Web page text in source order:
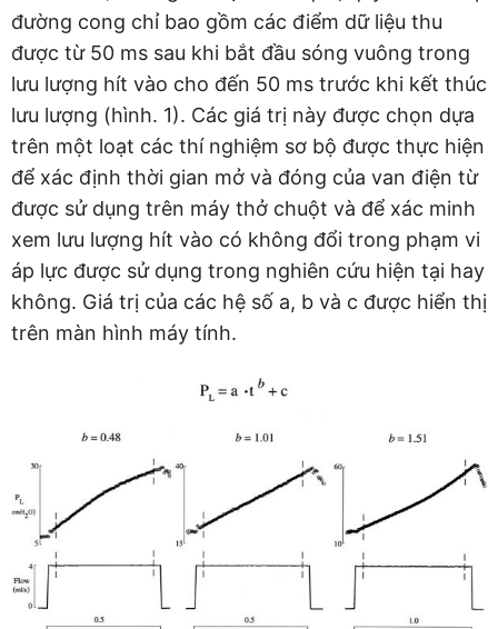
đường cong chỉ bao gồm các điểm dữ liệu thu
được từ 50 ms sau khi bắt đầu sóng vuông trong
lưu lượng hít vào cho đến 50 ms trước khi kết thúc
lưu lượng (hình. 1). Các giá trị này được chọn dựa
trên một loạt các thí nghiệm sơ bộ được thực hiện
để xác định thời gian mở và đóng của van điện từ
được sử dụng trên máy thở chuột và để xác minh
xem lưu lượng hít vào có không đổi trong phạm vi
áp lực được sử dụng trong nghiên cứu hiện tại hay
không. Giá trị của các hệ số a, b và c được hiển thị
trên màn hình máy tính.